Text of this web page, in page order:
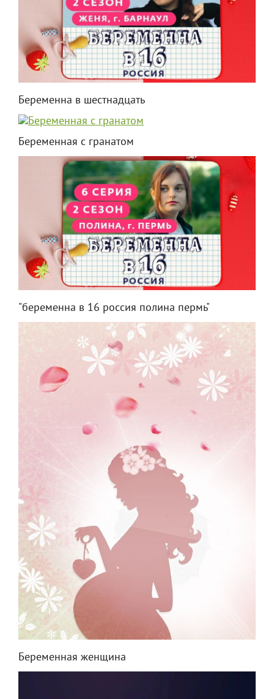
Беременна в шестнадцать
Беременная с гранатом
"беременна в 16 россия полина пермь"
Беременная женщина